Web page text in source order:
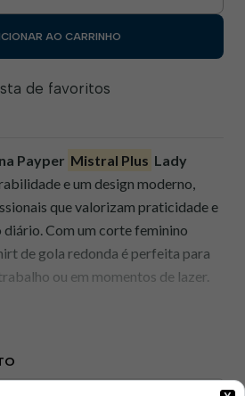
AO CARRINHO
de favoritos
Payper Mistral Plus Lady
e um design moderno,
que valorizam praticidade e
diário. Com um corte feminino
de gola redonda é perfeita para
ou em momentos de lazer.
Tecido em felpa cardada que